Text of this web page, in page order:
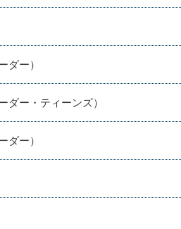
ダー）
ダー・ティーンズ）
ダー）